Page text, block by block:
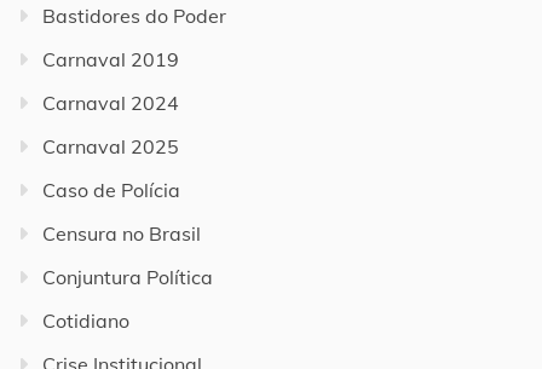
Bastidores do Poder
Carnaval 2019
Carnaval 2024
Carnaval 2025
Caso de Polícia
Censura no Brasil
Conjuntura Política
Cotidiano
Crise Institucional